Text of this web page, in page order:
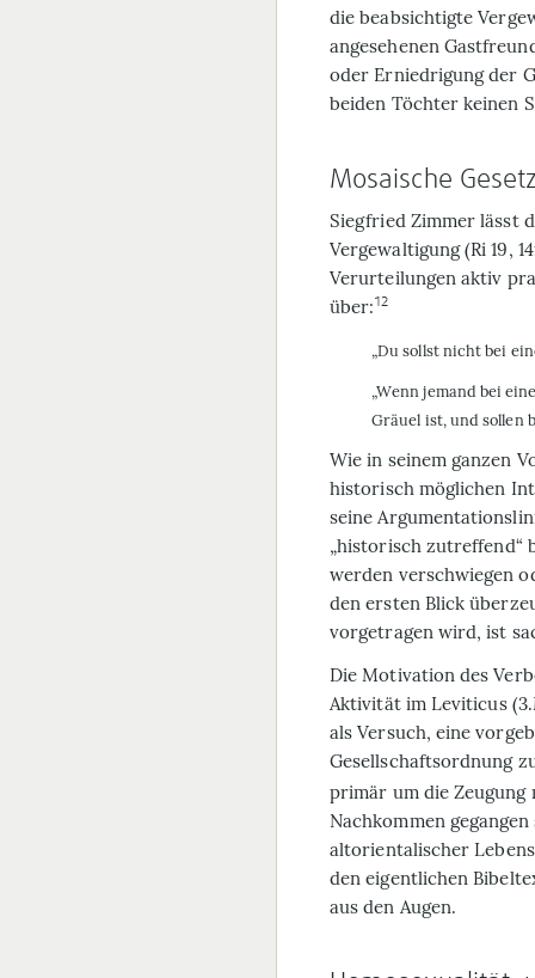
die beabsichtigte
angesehenen
oder Erniedrigung der
beiden Töchter keinen
Mosaische
Siegfried Zimmer lässt
Vergewaltigung (Ri 19,
Verurteilungen aktiv
über:12
„Du sollst nicht bei
„Wenn jemand bei
Gräuel ist, und sollen
Wie in seinem ganzen
historisch möglichen
seine
„historisch zutreffend“
werden verschwiegen
den ersten Blick
vorgetragen wird, ist
Die Motivation des
Aktivität im Leviticus
als Versuch, eine
Gesellschaftsordnung
primär um die
Nachkommen
altorientalischer
den eigentlichen
aus den Augen.